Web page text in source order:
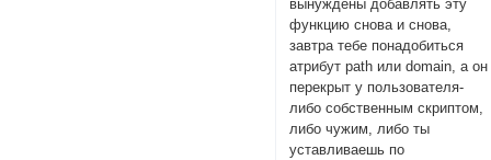
вынуждены добавлять эту
функцию снова и снова,
завтра тебе понадобиться
атрибут path или domain, а он
перекрыт у пользователя-
либо собственным скриптом,
либо чужим, либо ты
уставливаешь по